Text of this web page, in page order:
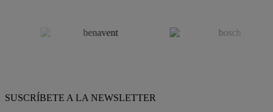
SUSCRÍBETE A LA NEWSLETTER